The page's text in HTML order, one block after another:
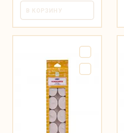
В КОРЗИНУ